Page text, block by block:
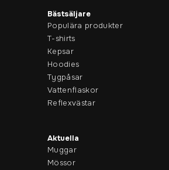
Bästsäljare
Populära produkter
T-shirts
Kepsar
Hoodies
Tygpåsar
Vattenflaskor
Reflexvästar
Aktuella
Muggar
Mössor